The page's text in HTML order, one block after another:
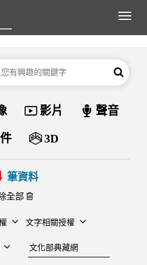
展
搜尋
資料類型
影片 聲音
3D
筆資料
全部
文字相關授權
建檔單位